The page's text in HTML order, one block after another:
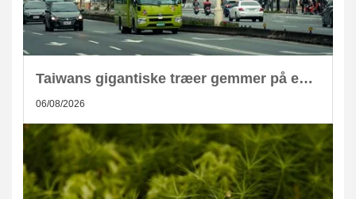
Taiwans gigantiske træer gemmer på enorm CO2-lagring
06/08/2026